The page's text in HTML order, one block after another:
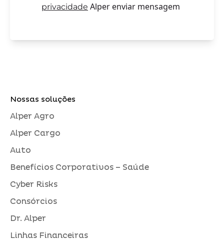
privacidade Alper enviar mensagem
Nossas soluções
Alper Agro
Alper Cargo
Auto
Benefícios Corporativos – Saúde
Cyber Risks
Consórcios
Dr. Alper
Linhas Financeiras